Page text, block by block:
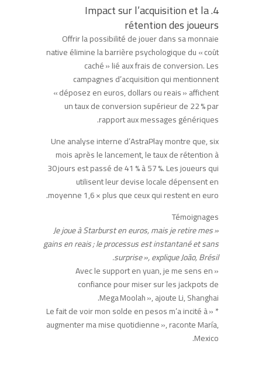
4. Impact sur l’acquisition et la
rétention des joueurs
Offrir la possibilité de jouer dans sa monnaie
native élimine la barrière psychologique du « coût
caché » lié aux frais de conversion. Les
campagnes d’acquisition qui mentionnent
« déposez en euros, dollars ou reais » affichent
un taux de conversion supérieur de 22 % par
rapport aux messages génériques.
Une analyse interne d’AstraPlay montre que, six
mois après le lancement, le taux de rétention à
30 jours est passé de 41 % à 57 %. Les joueurs qui
utilisent leur devise locale dépensent en
moyenne 1,6 × plus que ceux qui restent en euro.
Témoignages
« Je joue à Starburst en euros, mais je retire mes
gains en reais ; le processus est instantané et sans
surprise », explique João, Brésil.
« Avec le support en yuan, je me sens en
confiance pour miser sur les jackpots de
Mega Moolah », ajoute Li, Shanghai.
* « Le fait de voir mon solde en pesos m’a incité à
augmenter ma mise quotidienne », raconte María,
Mexico.